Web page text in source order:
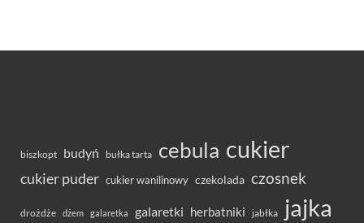
biszkopt budyń bułka tarta cebula cukier
cukier puder cukier wanilinowy czekolada czosnek
drożdże dżem galaretka galaretki herbatniki jabłka jajka